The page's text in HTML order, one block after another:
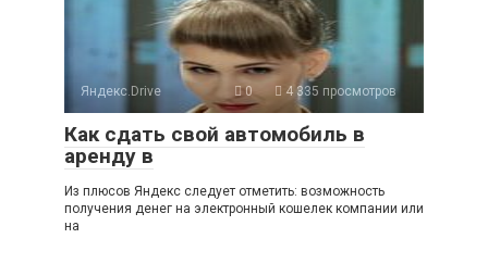
Яндекс.Drive 0 4 335 просмотров
Как сдать свой автомобиль в
аренду в
Из плюсов Яндекс следует отметить: возможность
получения денег на электронный кошелек компании или
на